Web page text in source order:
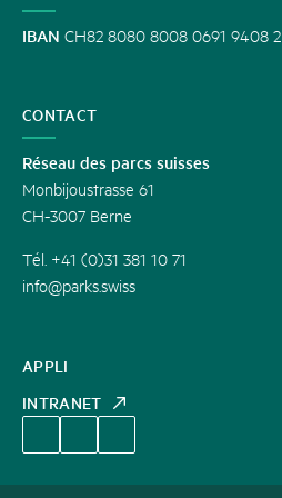
APPLI
INTRANET
IBAN CH82 8080 8008 0691 9408 2
CONTACT
Réseau des parcs suisses
Monbijoustrasse 61
CH-3007 Berne
Tél. +41 (0)31 381 10 71
info@parks.swiss